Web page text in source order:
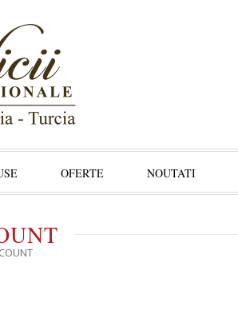
OFERTE NOUTATI